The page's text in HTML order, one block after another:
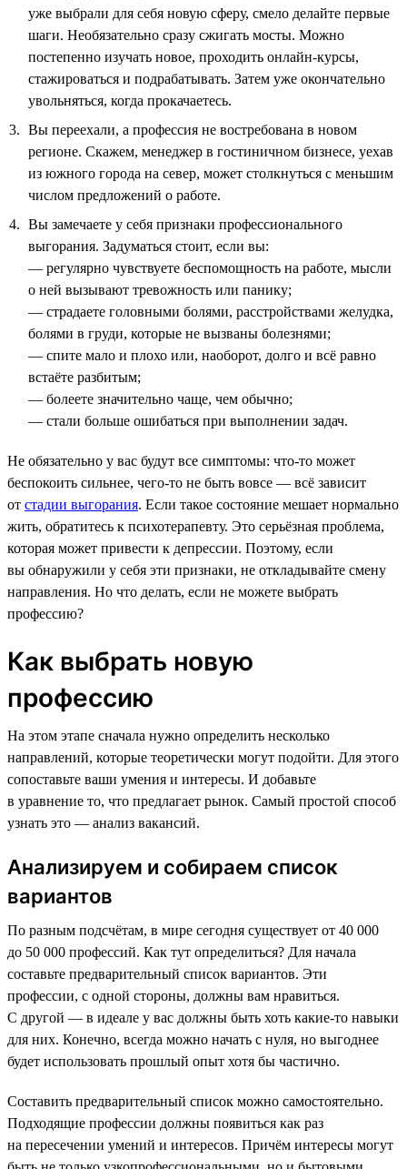
уже выбрали для себя новую сферу, смело делайте первые
шаги. Необязательно сразу сжигать мосты. Можно
постепенно изучать новое, проходить онлайн-курсы,
стажироваться и подрабатывать. Затем уже окончательно
увольняться, когда прокачаетесь.
Вы переехали, а профессия не востребована в новом
регионе. Скажем, менеджер в гостиничном бизнесе, уехав
из южного города на север, может столкнуться с меньшим
числом предложений о работе.
Вы замечаете у себя признаки профессионального
выгорания. Задуматься стоит, если вы:
— регулярно чувствуете беспомощность на работе, мысли
о ней вызывают тревожность или панику;
— страдаете головными болями, расстройствами желудка,
болями в груди, которые не вызваны болезнями;
— спите мало и плохо или, наоборот, долго и всё равно
встаёте разбитым;
— болеете значительно чаще, чем обычно;
— стали больше ошибаться при выполнении задач.
Не обязательно у вас будут все симптомы: что-то может
беспокоить сильнее, чего-то не быть вовсе — всё зависит
от стадии выгорания. Если такое состояние мешает нормально
жить, обратитесь к психотерапевту. Это серьёзная проблема,
которая может привести к депрессии. Поэтому, если
вы обнаружили у себя эти признаки, не откладывайте смену
направления. Но что делать, если не можете выбрать
профессию?
Как выбрать новую
профессию
На этом этапе сначала нужно определить несколько
направлений, которые теоретически могут подойти. Для этого
сопоставьте ваши умения и интересы. И добавьте
в уравнение то, что предлагает рынок. Самый простой способ
узнать это — анализ вакансий.
Анализируем и собираем список
вариантов
По разным подсчётам, в мире сегодня существует от 40 000
до 50 000 профессий. Как тут определиться? Для начала
составьте предварительный список вариантов. Эти
профессии, с одной стороны, должны вам нравиться.
С другой — в идеале у вас должны быть хоть какие-то навыки
для них. Конечно, всегда можно начать с нуля, но выгоднее
будет использовать прошлый опыт хотя бы частично.
Составить предварительный список можно самостоятельно.
Подходящие профессии должны появиться как раз
на пересечении умений и интересов. Причём интересы могут